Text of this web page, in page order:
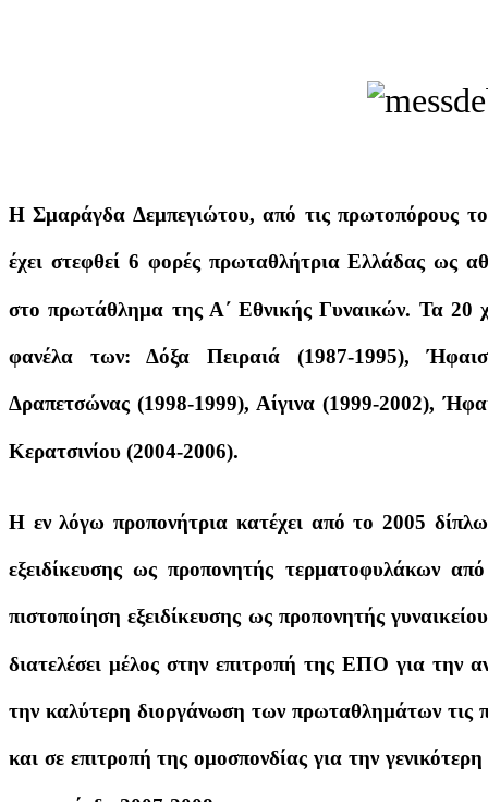
Η Σμαράγδα Δεμπεγιώτου, από τις πρωτοπόρους
έχει στεφθεί 6 φορές πρωταθλήτρια Ελλάδας ως
στο πρωτάθλημα της Α΄ Εθνικής Γυναικών. Τα 20
φανέλα των: Δόξα Πειραιά (1987-1995),
Δραπετσώνας (1998-1999), Αίγινα (1999-2002),
Κερατσινίου (2004-2006).
Η εν λόγω προπονήτρια κατέχει από το 2005
εξειδίκευσης ως προπονητής τερματοφυλάκων
πιστοποίηση εξειδίκευσης ως προπονητής
διατελέσει μέλος στην επιτροπή της ΕΠΟ για την
την καλύτερη διοργάνωση των πρωταθλημάτων τις
και σε επιτροπή της ομοσπονδίας για την